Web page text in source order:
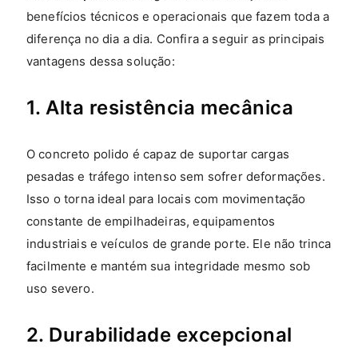
benefícios técnicos e operacionais que fazem toda a
diferença no dia a dia. Confira a seguir as principais
vantagens dessa solução:
1. Alta resistência mecânica
O concreto polido é capaz de suportar cargas
pesadas e tráfego intenso sem sofrer deformações.
Isso o torna ideal para locais com movimentação
constante de empilhadeiras, equipamentos
industriais e veículos de grande porte. Ele não trinca
facilmente e mantém sua integridade mesmo sob
uso severo.
2. Durabilidade excepcional